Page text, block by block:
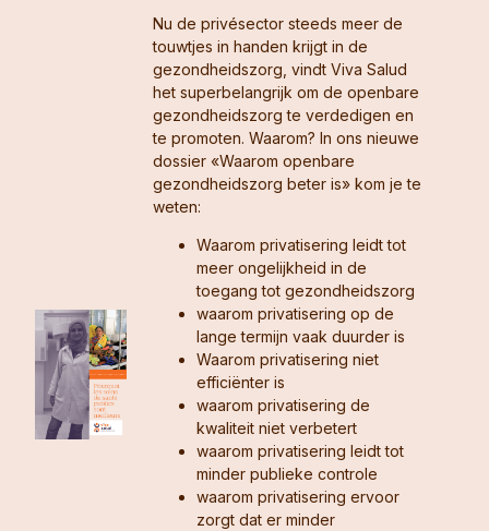
Nu de privésector steeds meer de
touwtjes in handen krijgt in de
gezondheidszorg, vindt Viva Salud
het superbelangrijk om de openbare
gezondheidszorg te verdedigen en
te promoten. Waarom? In ons nieuwe
dossier «Waarom openbare
gezondheidszorg beter is» kom je te
weten:
Waarom privatisering leidt tot
meer ongelijkheid in de
toegang tot gezondheidszorg
waarom privatisering op de
lange termijn vaak duurder is
Waarom privatisering niet
efficiënter is
waarom privatisering de
kwaliteit niet verbetert
waarom privatisering leidt tot
minder publieke controle
waarom privatisering ervoor
zorgt dat er minder